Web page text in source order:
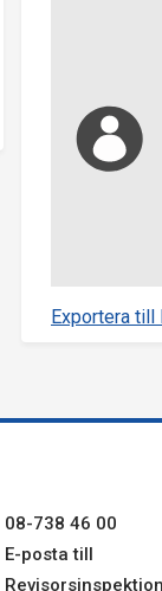
Exportera till
08-738 46 00
E-posta till